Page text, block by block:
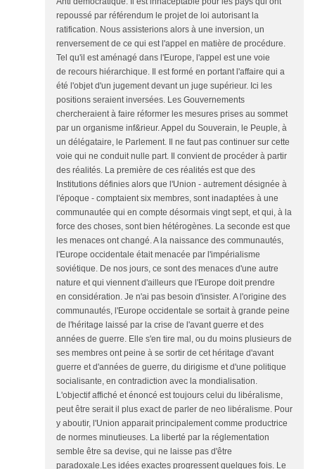
repoussé par référendum le projet de loi autorisant la
ratification. Nous assisterions alors à une inversion, un
renversement de ce qui est l'appel en matière de procédure.
Tel qu'il est aménagé dans l'Europe, l'appel est une voie
de recours hiérarchique. Il est formé en portant l'affaire qui a
été l'objet d'un jugement devant un juge supérieur. Ici les
positions seraient inversées. Les Gouvernements
chercheraient à faire réformer les mesures prises au sommet
par un organisme inf&rieur. Appel du Souverain, le Peuple, à
un délégataire, le Parlement. Il ne faut pas continuer sur cette
voie qui ne conduit nulle part. Il convient de procéder à partir
des réalités. La première de ces réalités est que des
Institutions définies alors que l'Union - autrement désignée à
l'époque - comptaient six membres, sont inadaptées à une
communautée qui en compte désormais vingt sept, et qui, à la
force des choses, sont bien hétérogènes. La seconde est que
les menaces ont changé. A la naissance des communautés,
l'Europe occidentale était menacée par l'impérialisme
soviétique. De nos jours, ce sont des menaces d'une autre
nature et qui viennent d'ailleurs que l'Europe doit prendre
en considération. Je n'ai pas besoin d'insister. A l'origine des
communautés, l'Europe occidentale se sortait à grande peine
de l'héritage laissé par la crise de l'avant guerre et des
années de guerre. Elle s'en tire mal, ou du moins plusieurs de
ses membres ont peine à se sortir de cet héritage d'avant
guerre et d'années de guerre, du dirigisme et d'une politique
socialisante, en contradiction avec la mondialisation.
L'objectif affiché et énoncé est toujours celui du libéralisme,
peut être serait il plus exact de parler de neo libéralisme. Pour
y aboutir, l'Union apparait principalement comme productrice
de normes minutieuses. La liberté par la réglementation
semble être sa devise, qui ne laisse pas d'être
paradoxale.Les idées exactes progressent quelques fois. Le